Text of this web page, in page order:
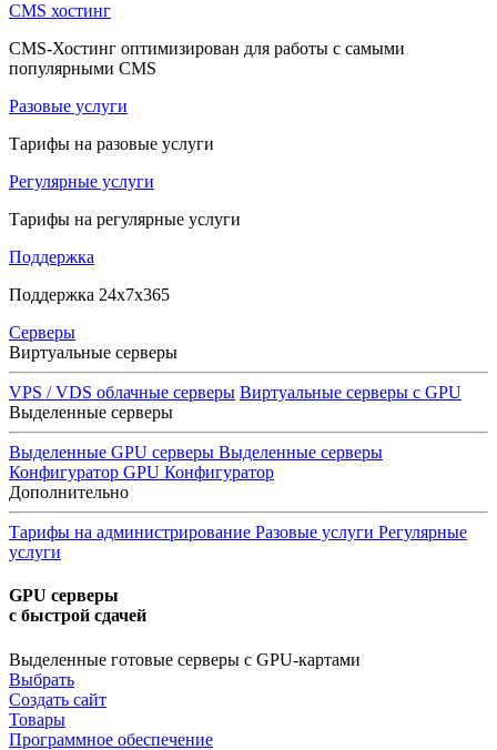
CMS хостинг
CMS-Хостинг оптимизирован для работы с самыми
популярными CMS
Разовые услуги
Тарифы на разовые услуги
Регулярные услуги
Тарифы на регулярные услуги
Поддержка
Поддержка 24x7x365
Серверы
Виртуальные серверы
VPS / VDS облачные серверы Виртуальные серверы с GPU
Выделенные серверы
Выделенные GPU серверы Выделенные серверы
Конфигуратор GPU Конфигуратор
Дополнительно
Тарифы на администрирование Разовые услуги Регулярные
услуги
GPU серверы
с быстрой сдачей
Выделенные готовые серверы с GPU-картами
Выбрать
Создать сайт
Товары
Программное обеспечение